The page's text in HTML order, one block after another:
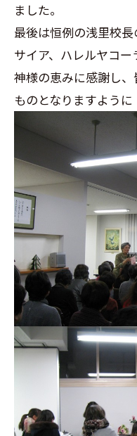
ました。
最後は恒例の浅里校
サイア、ハレルヤコー
神様の恵みに感謝し
ものとなりますように